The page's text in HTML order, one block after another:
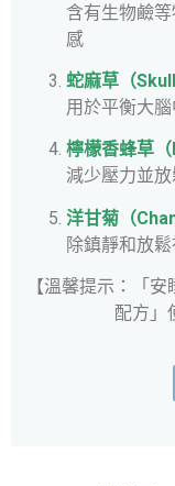
含有生物鹼
感
蛇麻草（
用於平衡大
檸檬香蜂草（
減少壓力並
洋甘菊（
除鎮靜和放
【溫馨提示：「
配方」